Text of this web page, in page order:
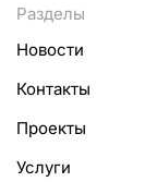
Разделы
Новости
Контакты
Проекты
Услуги